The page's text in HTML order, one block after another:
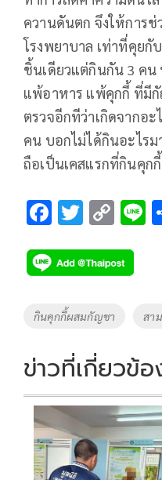
ควานดันตก จึงให้การช่
โรงพยาบาล เท่าที่คุยกั
ชิ้นเดียวแต่กินกัน 3 ค
แพ้อาหาร แพ้คุกกี้ ที่มี
ตรวจอีกทีว่าเกิดจากอ
คน บอกไม่ได้กินอะไร
ถือเป็นเคสแรกที่กินคุก
F
e
b
o
k
T
tt
er
C
p
y
Li
k
Tags
กินคุกกี้ผสมกัญชา สา
ข่าวที่เกี่ยวข้อ